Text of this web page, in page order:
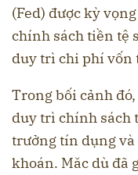
(Fed) được kỳ
chính sách tiền tệ
duy trì chi phí vốn
Trong bối cảnh
duy trì chính sách
trưởng tín dụng
khoán. Măc dù đã